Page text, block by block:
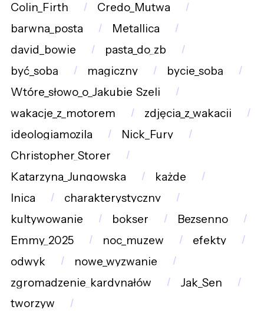
Colin_Firth
Credo_Mutwa
barwna_posta
Metallica
david_bowie
pasta_do_zb
być_sobą
magiczny
bycie_sobą
Wtóre_słowo_o_Jakubie_Szeli
wakacje_z_motorem
zdjęcia_z_wakacji
ideologiamozila
Nick_Fury
Christopher_Storer
Katarzyna_Jungowska
każde
lnica
charakterystyczny
kultywowanie
bokser
Bezsenno
Emmy_2025
noc_muzew
efekty
odwyk
nowe_wyzwanie
zgromadzenie_kardynałów
Jak_Sen
tworzyw